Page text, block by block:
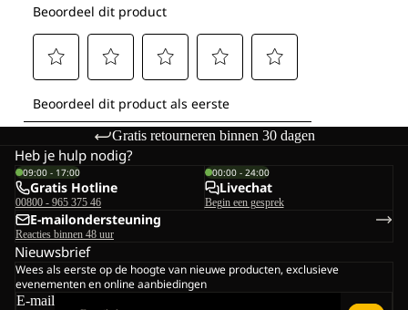
Gratis retourneren binnen 30 dagen
Heb je hulp nodig?
09:00 - 17:00
Gratis Hotline
00800 - 965 375 46
00:00 - 24:00
Livechat
Begin een gesprek
E-mailondersteuning
Reacties binnen 48 uur
Nieuwsbrief
Wees als eerste op de hoogte van nieuwe producten, exclusieve
evenementen en online aanbiedingen
E-mail